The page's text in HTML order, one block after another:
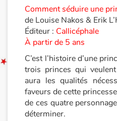
Amour et amitié
Sujets de société
Émotions et sentiments
Formats et illustrations
Catalogue anglais
Comment séduire une
de Louise Nakos & Erik
Éditeur : Callicéphale
À partir de 5 ans
C’est l’histoire d’une
trois princes qui
aura les qualités
faveurs de cette
de ces quatre
déterminer.